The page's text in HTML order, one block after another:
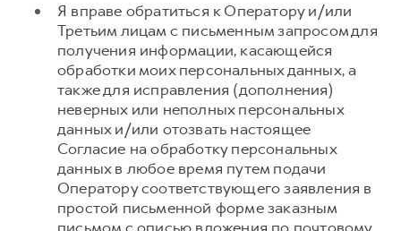
Я вправе обратиться к Оператору и/или
Третьим лицам с письменным запросом для
получения информации, касающейся
обработки моих персональных данных, а
также для исправления (дополнения)
неверных или неполных персональных
данных и/или отозвать настоящее
Согласие на обработку персональных
данных в любое время путем подачи
Оператору соответствующего заявления в
простой письменной форме заказным